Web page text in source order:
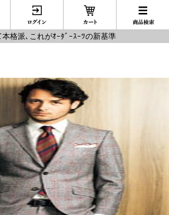
本格派､これがｵｰﾀﾞｰｽｰﾂの新基準